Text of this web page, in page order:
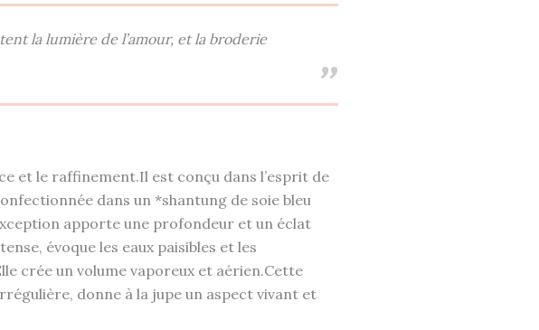
la lumière de l’amour, et la broderie
et le raffinement.Il est conçu dans l’esprit de
dans un *shantung de soie bleu
apporte une profondeur et un éclat
évoque les eaux paisibles et les
crée un volume vaporeux et aérien.Cette
donne à la jupe un aspect vivant et